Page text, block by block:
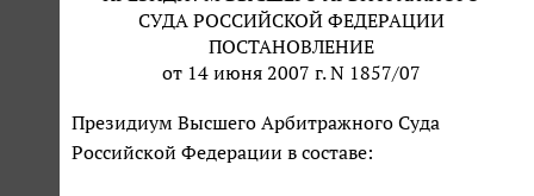
СУДА РОССИЙСКОЙ ФЕДЕРАЦИИ
ПОСТАНОВЛЕНИЕ
от 14 июня 2007 г. N 1857/07
Президиум Высшего Арбитражного Суда
Российской Федерации в составе: